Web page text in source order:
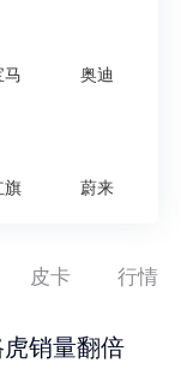
马 奥迪
旗 蔚来
皮卡 行情
销量翻倍